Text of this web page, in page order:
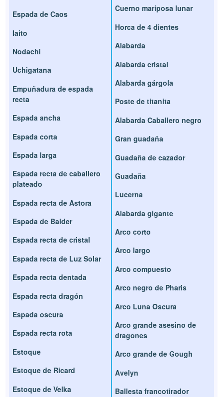
Espada de Caos
Iaito
Nodachi
Uchigatana
Empuñadura de espada
recta
Espada ancha
Espada corta
Espada larga
Espada recta de caballero
plateado
Espada recta de Astora
Espada de Balder
Espada recta de cristal
Espada recta de Luz Solar
Espada recta dentada
Espada recta dragón
Espada oscura
Espada recta rota
Estoque
Estoque de Ricard
Estoque de Velka
Cuerno mariposa lunar
Horca de 4 dientes
Alabarda
Alabarda cristal
Alabarda gárgola
Poste de titanita
Alabarda Caballero negro
Gran guadaña
Guadaña de cazador
Guadaña
Lucerna
Alabarda gigante
Arco corto
Arco largo
Arco compuesto
Arco negro de Pharis
Arco Luna Oscura
Arco grande asesino de
dragones
Arco grande de Gough
Avelyn
Ballesta francotirador